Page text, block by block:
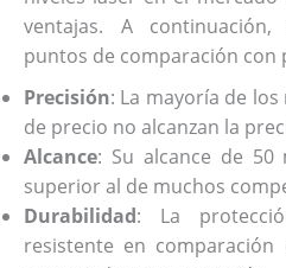
ventajas. A
puntos de comparación con
Precisión: La mayoría de
de precio no alcanzan la
Alcance: Su alcance de
superior al de muchos
Durabilidad: La
resistente en